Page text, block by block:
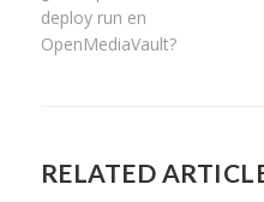
entradas
deploy run en
OpenMediaVault?
RELATED